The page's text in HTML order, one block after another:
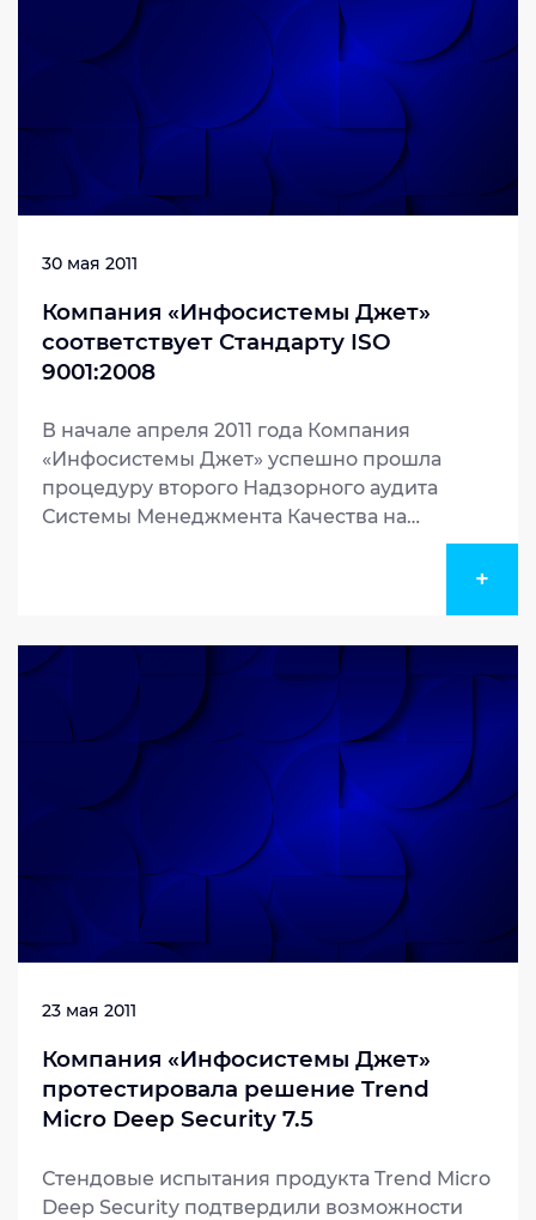
30 мая 2011
Компания «Инфосистемы Джет»
соответствует Стандарту ISO
9001:2008
В начале апреля 2011 года Компания
«Инфосистемы Джет» успешно прошла
процедуру второго Надзорного аудита
Системы Менеджмента Качества на
головном офисе ...
+
23 мая 2011
Компания «Инфосистемы Джет»
протестировала решение Trend
Micro Deep Security 7.5
Стендовые испытания продукта Trend Micro
Deep Security подтвердили возможности